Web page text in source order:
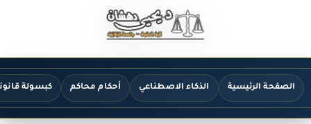
الصفحة الرئيسية الذكاء الاصطناعي أحكام محاكم كبسولة